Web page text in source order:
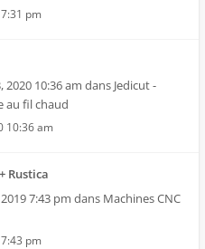
pm
2020 10:36 am dans Jedicut -
au fil chaud
10:36 am
Rustica
7:43 pm dans Machines CNC
pm